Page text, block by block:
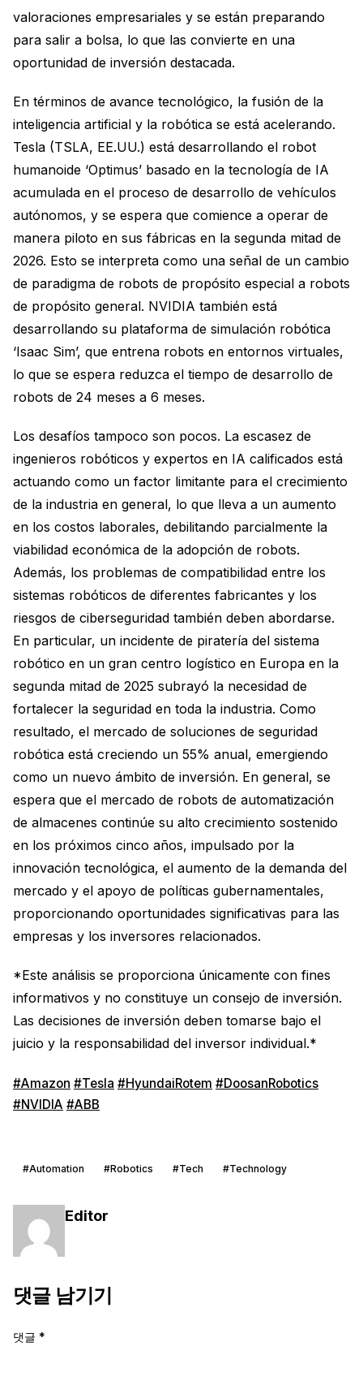
valoraciones empresariales y se están preparando
para salir a bolsa, lo que las convierte en una
oportunidad de inversión destacada.
En términos de avance tecnológico, la fusión de la
inteligencia artificial y la robótica se está acelerando.
Tesla (TSLA, EE.UU.) está desarrollando el robot
humanoide ‘Optimus’ basado en la tecnología de IA
acumulada en el proceso de desarrollo de vehículos
autónomos, y se espera que comience a operar de
manera piloto en sus fábricas en la segunda mitad de
2026. Esto se interpreta como una señal de un cambio
de paradigma de robots de propósito especial a robots
de propósito general. NVIDIA también está
desarrollando su plataforma de simulación robótica
‘Isaac Sim’, que entrena robots en entornos virtuales,
lo que se espera reduzca el tiempo de desarrollo de
robots de 24 meses a 6 meses.
Los desafíos tampoco son pocos. La escasez de
ingenieros robóticos y expertos en IA calificados está
actuando como un factor limitante para el crecimiento
de la industria en general, lo que lleva a un aumento
en los costos laborales, debilitando parcialmente la
viabilidad económica de la adopción de robots.
Además, los problemas de compatibilidad entre los
sistemas robóticos de diferentes fabricantes y los
riesgos de ciberseguridad también deben abordarse.
En particular, un incidente de piratería del sistema
robótico en un gran centro logístico en Europa en la
segunda mitad de 2025 subrayó la necesidad de
fortalecer la seguridad en toda la industria. Como
resultado, el mercado de soluciones de seguridad
robótica está creciendo un 55% anual, emergiendo
como un nuevo ámbito de inversión. En general, se
espera que el mercado de robots de automatización
de almacenes continúe su alto crecimiento sostenido
en los próximos cinco años, impulsado por la
innovación tecnológica, el aumento de la demanda del
mercado y el apoyo de políticas gubernamentales,
proporcionando oportunidades significativas para las
empresas y los inversores relacionados.
*Este análisis se proporciona únicamente con fines
informativos y no constituye un consejo de inversión.
Las decisiones de inversión deben tomarse bajo el
juicio y la responsabilidad del inversor individual.*
#Amazon #Tesla #HyundaiRotem #DoosanRobotics
#NVIDIA #ABB
#Automation #Robotics #Tech #Technology
Editor
댓글 남기기
댓글 *